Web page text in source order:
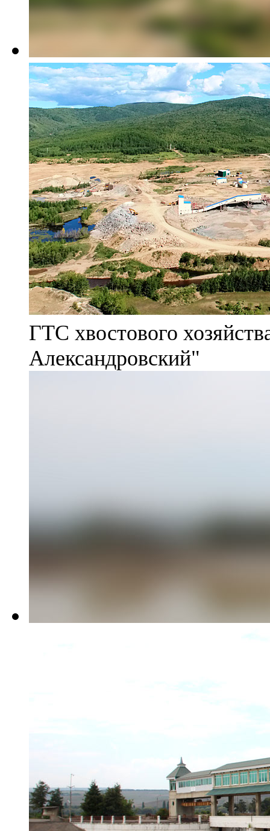
ГТС хвостового
Александровский"